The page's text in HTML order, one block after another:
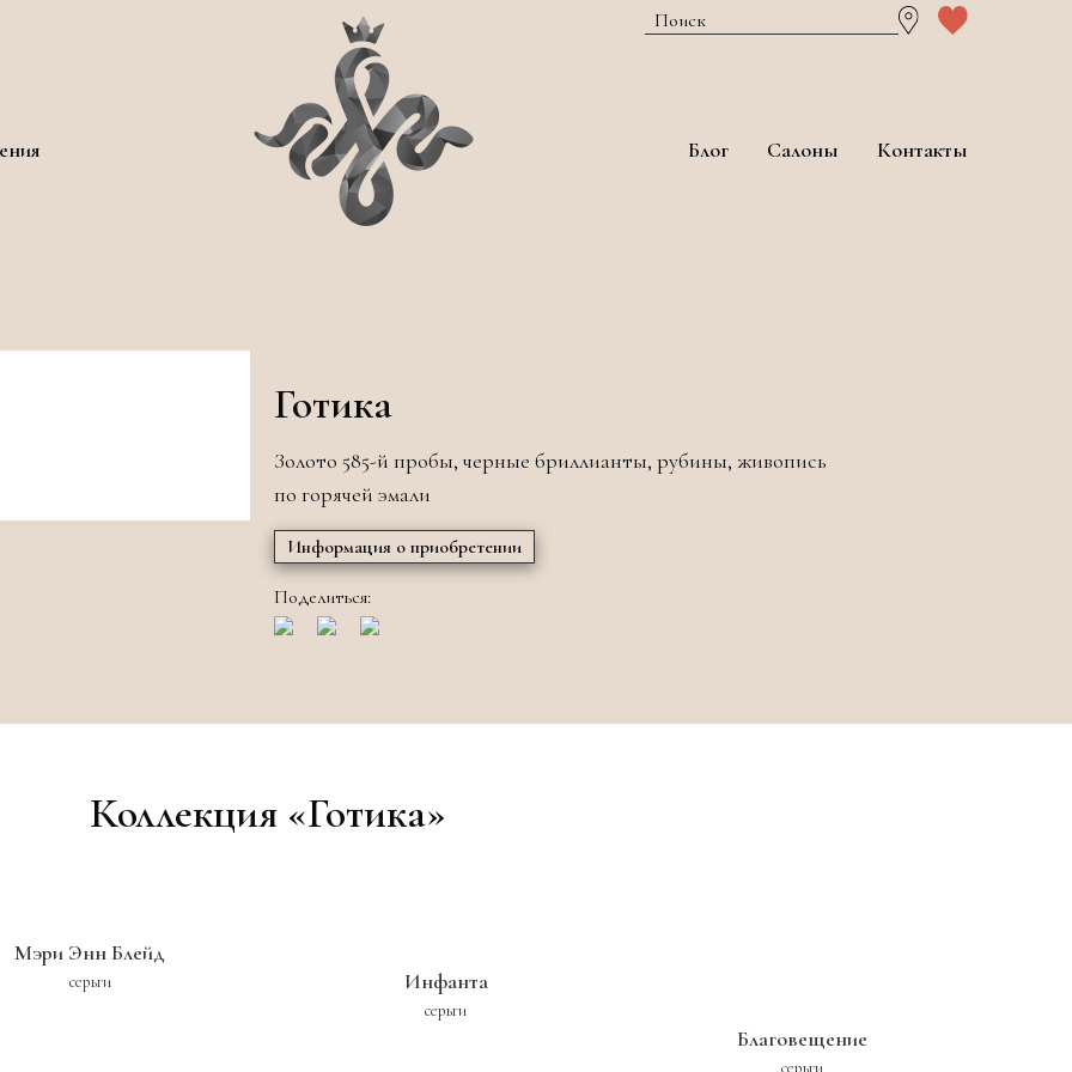
Блог Салоны Контакты
Готика
Золото 585-й пробы, черные бриллианты, рубины, живопись
по горячей эмали
Информация о приобретении
Поделиться:
Коллекция «Готика»
Мэри Энн Блейд
серьги Инфанта
серьги
Благовещение
серьги